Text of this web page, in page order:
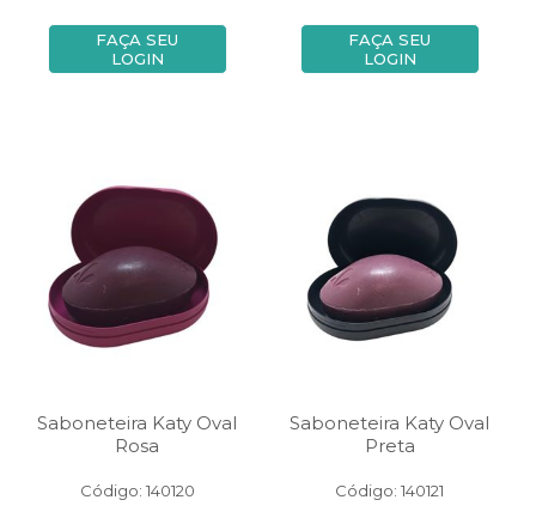
FAÇA SEU
LOGIN
FAÇA SEU
LOGIN
Saboneteira Katy Oval
Rosa
Código: 140120
Saboneteira Katy Oval
Preta
Código: 140121